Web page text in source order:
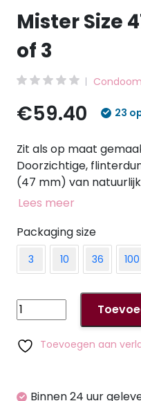
Mister Size
of 3
€59.40 23
Zit als op maat
Doorzichtige,
(47 mm) van
glijmiddel en een
van de breedte van
midden de juiste
inschatten. Maat 47
Lees meer
Packaging size
3 10 36 100
Mister
Size
47mm
12x
of
Toevoegen aan
Binnen 24 uur